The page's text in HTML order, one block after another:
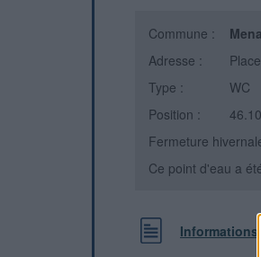
Commune :
Adresse :
Type :
WC
Position :
Fermeture
Ce point d'eau a
Informations